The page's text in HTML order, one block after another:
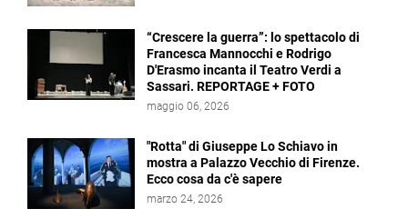
“Crescere la guerra”: lo spettacolo di
Francesca Mannocchi e Rodrigo
D'Erasmo incanta il Teatro Verdi a
Sassari. REPORTAGE + FOTO
maggio 06, 2026
"Rotta" di Giuseppe Lo Schiavo in
mostra a Palazzo Vecchio di Firenze.
Ecco cosa da c'è sapere
marzo 24, 2026